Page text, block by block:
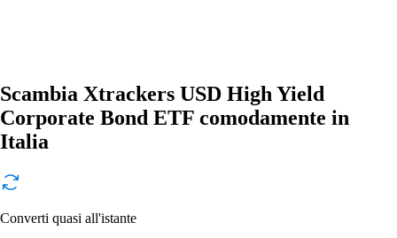
Scambia Xtrackers USD High Yield
Corporate Bond ETF comodamente in
Italia
Converti quasi all'istante